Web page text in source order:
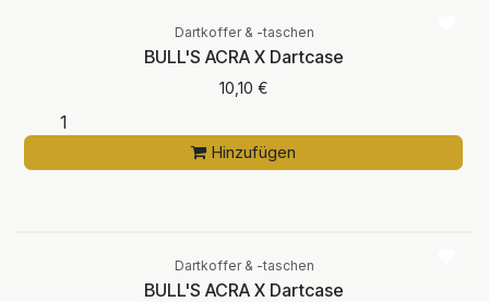
Dartkoffer & -taschen
BULL'S ACRA X Dartcase
10,10 €
Hinzufügen
Dartkoffer & -taschen
BULL'S ACRA X Dartcase